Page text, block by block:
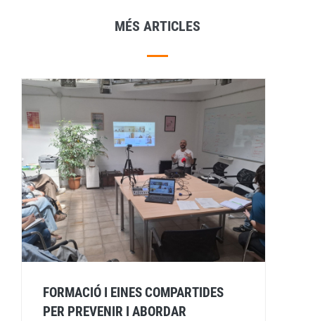
MÉS ARTICLES
FORMACIÓ I EINES COMPARTIDES
PER PREVENIR I ABORDAR